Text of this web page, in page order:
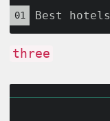
Best
three